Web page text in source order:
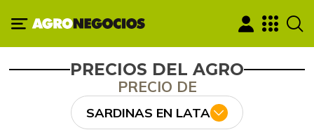
PRECIOS DEL AGRO
PRECIO DE
SARDINAS EN LATA